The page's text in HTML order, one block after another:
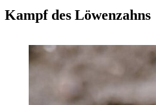
Kampf des Löwenzahns